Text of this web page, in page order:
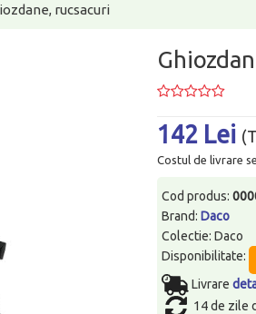
rucsacuri
142 Lei
Costul de livrare
Cod produs:
Brand:Daco
Colectie: Daco
Disponibilitate:
Livrare
14 de zile